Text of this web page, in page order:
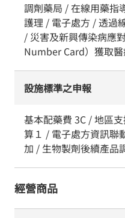
調劑藥局 / 在線用藥指
護理 / 電子處方 / 透過
/ 災害及新興傳染病應
Number Card）獲取
設施標準之申報
基本配藥費 3C / 地區
算１ / 電子處方資訊聯
加 / 生物製劑後續產品
經營商品